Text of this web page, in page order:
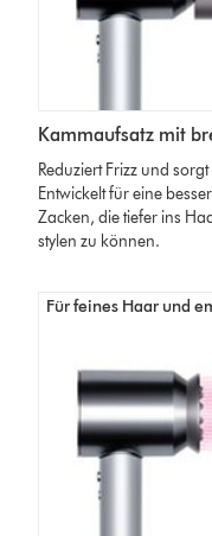
Kammaufsatz mit
Reduziert Frizz und
Entwickelt für eine
Zacken, die tiefer ins
stylen zu können.
Für feines Haar und